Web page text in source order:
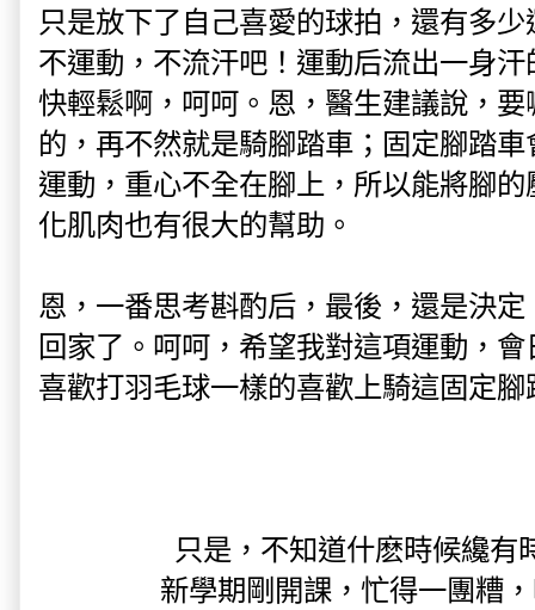
只是放下了自己喜愛的球拍，還有多
不運動，不流汗吧！運動后流出一身
快輕鬆啊，呵呵。恩，醫生建議說，
的，再不然就是騎腳踏車；固定腳踏
運動，重心不全在腳上，所以能將腳
化肌肉也有很大的幫助。
恩，一番思考斟酌后，最後，還是決
回家了。呵呵，希望我對這項運動，
喜歡打羽毛球一樣的喜歡上騎這固定
只是，不知道什麽時候纔有
新學期剛開課，忙得一團糟